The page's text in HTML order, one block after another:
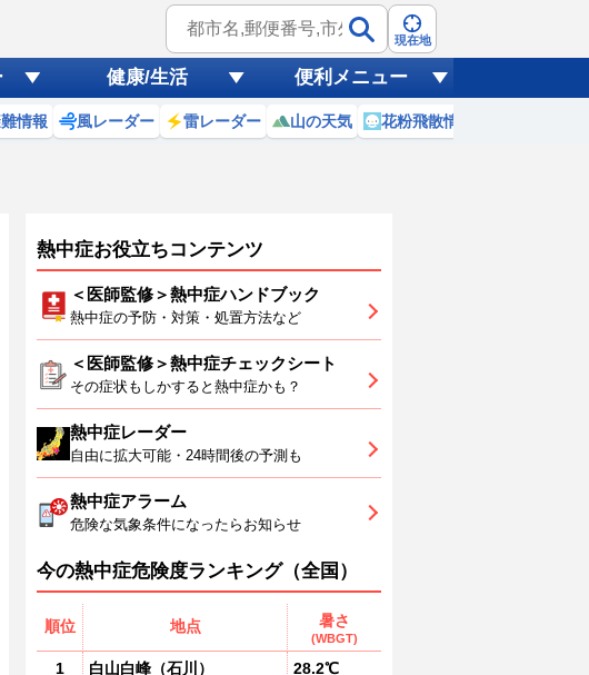
現在地
健康/生活 便利メニュー
情報 風レーダー 雷レーダー 山の天気 花粉飛散情報
東
1
32
62
1
34
57
1
3
35
35
1
5
35
56
熱中症お役立ちコンテンツ
＜医師監修＞熱中症ハンドブック
熱中症の予防・対策・処置方法など
＜医師監修＞熱中症チェックシート
その症状もしかすると熱中症かも？
熱中症レーダー
自由に拡大可能・24時間後の予測も
熱中症アラーム
危険な気象条件になったらお知らせ
今の熱中症危険度ランキング（全国）
順位 地点 暑さ
(WBGT)
1 白山白峰 （石川 ）
28.2℃